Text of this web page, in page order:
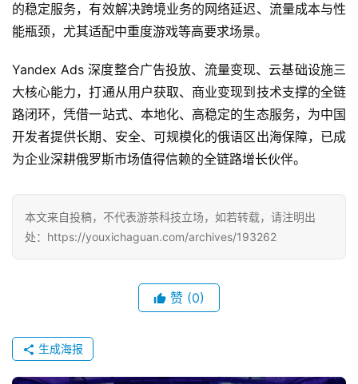
的稳定服务，有效解决跨境业务的网络延迟、流量成本与性
能瓶颈，尤其适配中重度游戏等高要求场景。
Yandex Ads 深度整合广告投放、流量变现、云基础设施三
大核心能力，打通从用户获取、商业变现到技术支撑的全链
路闭环，凭借一站式、本地化、高稳定的生态服务，为中国
开发者提供长期、安全、可规模化的俄语区出海保障，已成
为企业深耕俄罗斯市场值得信赖的全链路增长伙伴。
本文来自投稿，不代表游茶科技立场，如若转载，请注明出
处：https://youxichaguan.com/archives/193262
赞 (0)
生成海报